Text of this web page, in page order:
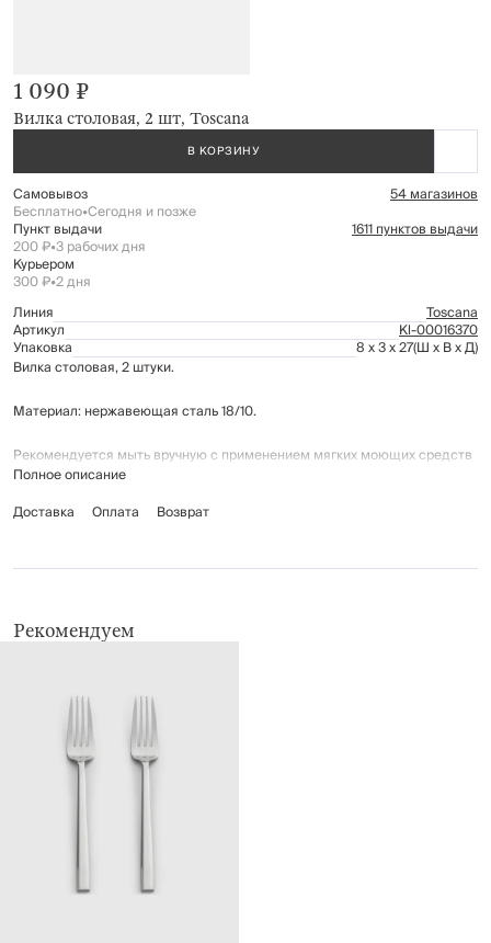
Вилка столовая, 2 шт, Toscana
1 090 ₽
В КОРЗИНУ
Самовывоз 54 магазинов
Бесплатно•Сегодня и позже
Пункт выдачи 1611 пунктов выдачи
200 ₽•3 рабочих дня
Курьером
300 ₽•2 дня
Линия
Toscana
Артикул Kl-00016370
Упаковка 8 x 3 x 27(Ш x В x Д)
Вилка столовая, 2 штуки.
Материал: нержавеющая сталь 18/10.
Рекомендуется мыть вручную с применением мягких моющих средств
во избежание появления царапин на поверхности приборов. Не
губки. Можно мыть в посудомоечной машине.
Полное описание
Доставка
Оплата Возврат
Рекомендуем